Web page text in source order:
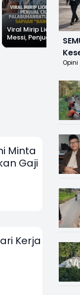
Viral Mirip Lionel
Messi, Penjual Cilok
di Palabuhanratu Ini
Banjir Sapaan "Bang
Minta
Gaji
Kerja
Opini